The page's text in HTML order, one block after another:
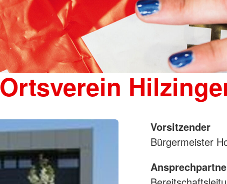
Ortsverein
Vorsitzender
Bürgermeister